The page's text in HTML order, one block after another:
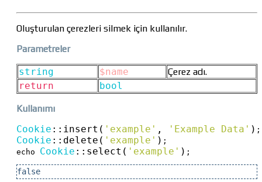
Oluşturulan çerezleri silmek için kullanılır.
Parametreler
string $name
Çerez adı.
return
bool
Kullanımı
Cookie :: insert( 'example' , 'Example Data' )
Cookie :: delete( 'example' ) ;
echo Cookie :: select( 'example' ) ;
false